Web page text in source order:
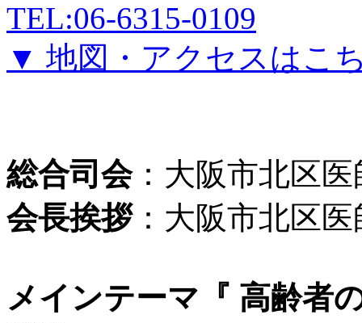
TEL:06-6315-0109
▼ 地図・アクセスはこ
総合司会：大阪市北区
会長挨拶：大阪市北区
メインテーマ『 高齢者